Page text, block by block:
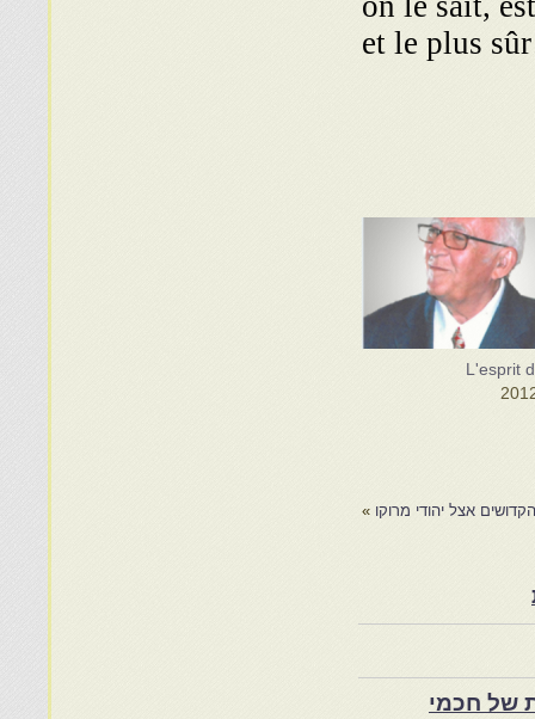
et le plus
L'esprit
אצל יהודי מרוקו »
של חכמי